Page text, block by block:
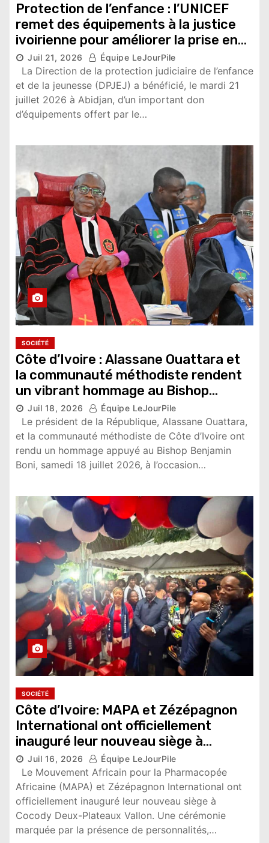
Protection de l’enfance : l’UNICEF
remet des équipements à la justice
ivoirienne pour améliorer la prise en
charge des mineurs
6,425 vues
Juil 21, 2026 Équipe LeJourPile
La Direction de la protection judiciaire de l’enfance
et de la jeunesse (DPJEJ) a bénéficié, le mardi 21
juillet 2026 à Abidjan, d’un important don
d’équipements offert par le…
SOCIÉTÉ
Côte d’Ivoire : Alassane Ouattara et
la communauté méthodiste rendent
un vibrant hommage au Bishop
Benjamin Boni
8,366 vues
Juil 18, 2026 Équipe LeJourPile
Le président de la République, Alassane Ouattara,
et la communauté méthodiste de Côte d’Ivoire ont
rendu un hommage appuyé au Bishop Benjamin
Boni, samedi 18 juillet 2026, à l’occasion…
SOCIÉTÉ
Côte d’Ivoire: MAPA et Zézépagnon
International ont officiellement
inauguré leur nouveau siège à
Cocody Deux-Plateaux
2,344 vues
Juil 16, 2026 Équipe LeJourPile
Le Mouvement Africain pour la Pharmacopée
Africaine (MAPA) et Zézépagnon International ont
officiellement inauguré leur nouveau siège à
Cocody Deux-Plateaux Vallon. Une cérémonie
marquée par la présence de personnalités,…